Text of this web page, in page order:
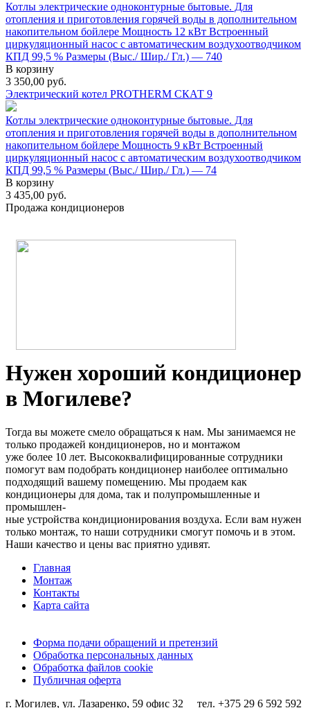
Котлы электрические одноконтурные бытовые. Для
отопления и приготовления горячей воды в дополнительном
накопительном бойлере Мощность 12 кВт Встроенный
циркуляционный насос с автоматическим воздухоотводчиком
КПД 99,5 % Размеры (Выс./ Шир./ Гл.) — 740
В корзину
3 350,00 руб.
Электрический котел PROTHERM СКАТ 9
Котлы электрические одноконтурные бытовые. Для
отопления и приготовления горячей воды в дополнительном
накопительном бойлере Мощность 9 кВт Встроенный
циркуляционный насос с автоматическим воздухоотводчиком
КПД 99,5 % Размеры (Выс./ Шир./ Гл.) — 74
В корзину
3 435,00 руб.
Продажа кондиционеров
Нужен хороший кондиционер
в Могилеве?
Тогда вы можете смело обращаться к нам. Мы занимаемся не
только продажей кондиционеров, но и монтажом
уже более 10 лет. Высококвалифицированные сотрудники
помогут вам подобрать кондиционер наиболее оптимально
подходящий вашему помещению. Мы продаем как
кондиционеры для дома, так и полупромышленные и
промышлен-
ные устройства кондиционирования воздуха. Если вам нужен
только монтаж, то наши сотрудники смогут помочь и в этом.
Наши качество и цены вас приятно удивят.
Главная
Монтаж
Контакты
Карта сайта
Форма подачи обращений и претензий
Обработка персональных данных
Обработка файлов cookie
Публичная оферта
г. Могилев, ул. Лазаренко, 59 офис 32 тел. +375 29 6 592 592